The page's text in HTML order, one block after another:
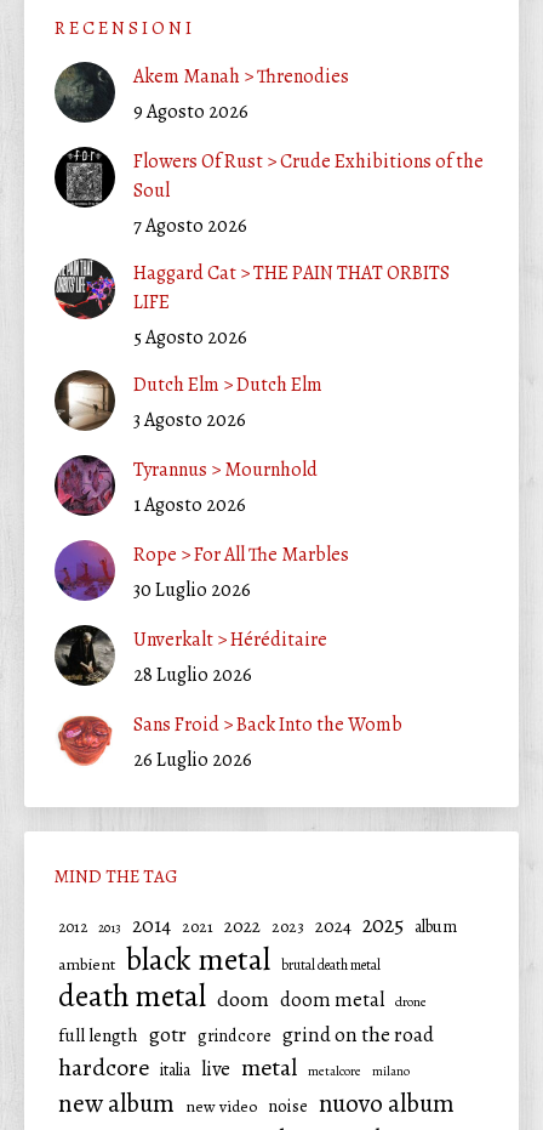
R E C E N S I O N I
Akem Manah > Threnodies
9 Agosto 2026
Flowers Of Rust > Crude Exhibitions of the
Soul
7 Agosto 2026
Haggard Cat > THE PAIN THAT ORBITS
LIFE
5 Agosto 2026
Dutch Elm > Dutch Elm
3 Agosto 2026
Tyrannus > Mournhold
1 Agosto 2026
Rope > For All The Marbles
30 Luglio 2026
Unverkalt > Héréditaire
28 Luglio 2026
Sans Froid > Back Into the Womb
26 Luglio 2026
MIND THE TAG
2012 2013 2014 2021 2022 2023 2024 2025 album
ambient black metal brutal death metal
death metal doom doom metal drone
full length gotr grindcore grind on the road
hardcore italia live metal metalcore milano
new album new video noise nuovo album